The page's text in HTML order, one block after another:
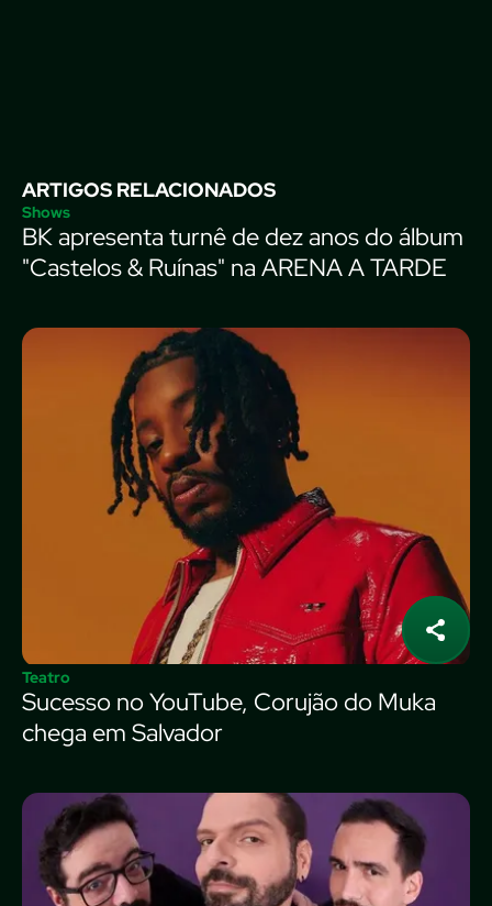
ARTIGOS RELACIONADOS
Shows
BK apresenta turnê de dez anos do álbum
"Castelos & Ruínas" na ARENA A TARDE
Teatro
Sucesso no YouTube, Corujão do Muka
chega em Salvador